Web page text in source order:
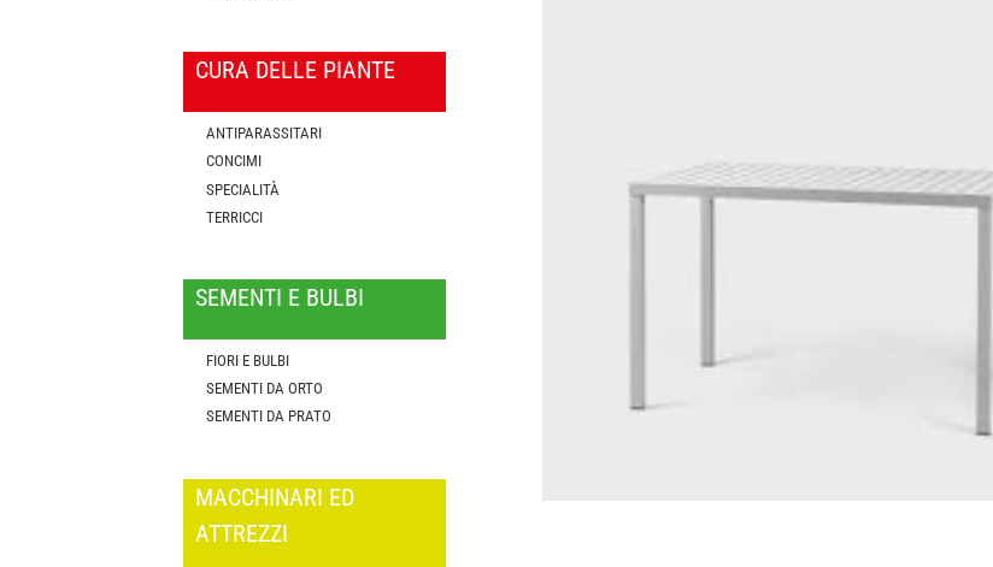
CURA DELLE PIANTE
ANTIPARASSITARI
CONCIMI
SPECIALITÀ
TERRICCI
SEMENTI E BULBI
FIORI E BULBI
SEMENTI DA ORTO
SEMENTI DA PRATO
MACCHINARI ED
ATTREZZI